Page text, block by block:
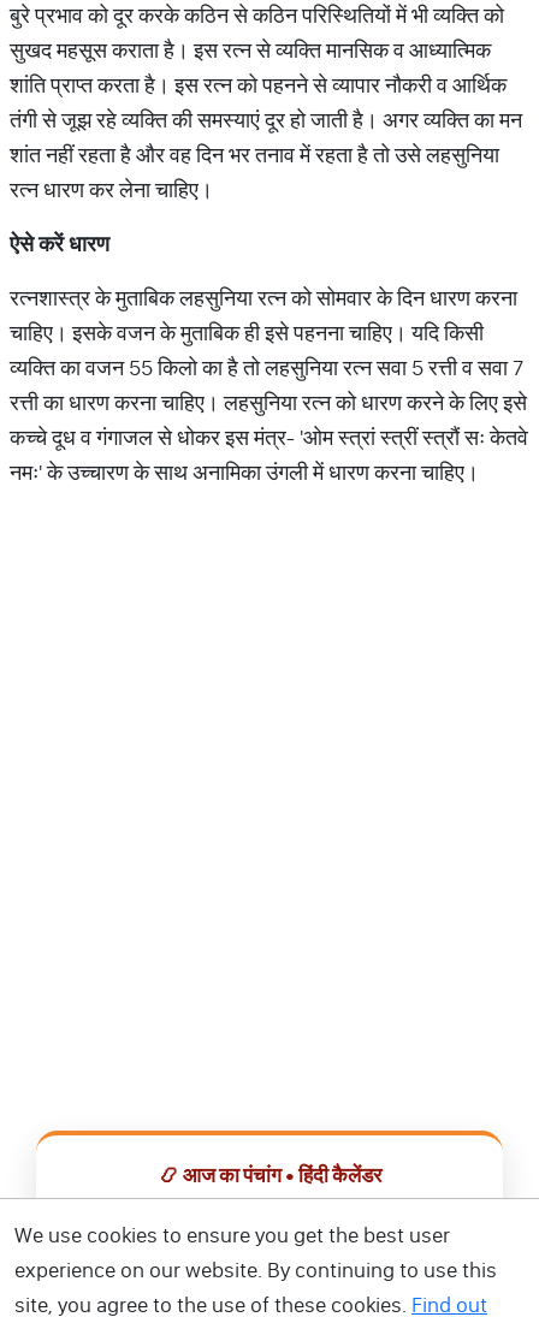
बुरे प्रभाव को दूर करके कठिन से कठिन परिस्थितियों में भी व्यक्ति को
सुखद महसूस कराता है। इस रत्न से व्यक्ति मानसिक व आध्यात्मिक
शांति प्राप्त करता है। इस रत्न को पहनने से व्यापार नौकरी व आर्थिक
तंगी से जूझ रहे व्यक्ति की समस्याएं दूर हो जाती है। अगर व्यक्ति का मन
शांत नहीं रहता है और वह दिन भर तनाव में रहता है तो उसे लहसुनिया
रत्न धारण कर लेना चाहिए।
ऐसेकरेंधारण
रत्नशास्त्र के मुताबिक लहसुनिया रत्न को सोमवार के दिन धारण करना
चाहिए। इसके वजन के मुताबिक ही इसे पहनना चाहिए। यदि किसी
व्यक्ति का वजन 55 किलो का है तो लहसुनिया रत्न सवा 5 रत्ती व सवा 7
रत्ती का धारण करना चाहिए। लहसुनिया रत्न को धारण करने के लिए इसे
कच्चे दूध व गंगाजल से धोकर इस मंत्र- 'ओम स्त्रां स्त्रीं स्त्रौं सः केतवे
नमः' के उच्चारण के साथ अनामिका उंगली में धारण करना चाहिए।
📿 आज का पंचांग • हिंदी कैलेंडर
📅 हिंदी कैलेंडर ऐप डाउनलोड करें
We use cookies to ensure you get the best user
experience on our website. By continuing to use this
site, you agree to the use of these cookies. Find out